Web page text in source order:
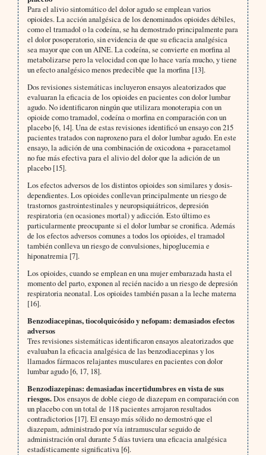
Para el alivio sintomático del dolor agudo se emplean varios
opioides. La acción analgésica de los denominados opioides débiles,
como el tramadol o la codeína, se ha demostrado principalmente para
el dolor posoperatorio, sin evidencia de que su eficacia analgésica
sea mayor que con un AINE. La codeína, se convierte en morfina al
metabolizarse pero la velocidad con que lo hace varía mucho, y tiene
un efecto analgésico menos predecible que la morfina [13].
Dos revisiones sistemáticas incluyeron ensayos aleatorizados que
evaluaran la eficacia de los opioides en pacientes con dolor lumbar
agudo. No identificaron ningún que utilizara monoterapia con un
opioide como tramadol, codeína o morfina en comparación con un
placebo [6, 14]. Una de estas revisiones identificó un ensayo con 215
pacientes tratados con naproxeno para el dolor lumbar agudo. En este
ensayo, la adición de una combinación de oxicodona + paracetamol
no fue más efectiva para el alivio del dolor que la adición de un
placebo [15].
Los efectos adversos de los distintos opioides son similares y dosis-
dependientes. Los opioides conllevan principalmente un riesgo de
trastornos gastrointestinales y neuropsiquiátricos, depresión
respiratoria (en ocasiones mortal) y adicción. Esto último es
particularmente preocupante si el dolor lumbar se cronifica. Además
de los efectos adversos comunes a todos los opioides, el tramadol
también conlleva un riesgo de convulsiones, hipoglucemia e
hiponatremia [7].
Los opioides, cuando se emplean en una mujer embarazada hasta el
momento del parto, exponen al recién nacido a un riesgo de depresión
respiratoria neonatal. Los opioides también pasan a la leche materna
[16].
Benzodiacepinas, tiocolquicósido y nefopam: demasiados efectos
adversos
Tres revisiones sistemáticas identificaron ensayos aleatorizados que
evaluaban la eficacia analgésica de las benzodiacepinas y los
llamados fármacos relajantes musculares en pacientes con dolor
lumbar agudo [6, 17, 18].
Benzodiazepinas: demasiadas incertidumbres en vista de sus
riesgos.Dos ensayos de doble ciego de diazepam en comparación con
un placebo con un total de 118 pacientes arrojaron resultados
contradictorios [17]. El ensayo más sólido no demostró que el
diazepam, administrado por vía intramuscular seguido de
administración oral durante 5 días tuviera una eficacia analgésica
estadísticamente significativa [6].